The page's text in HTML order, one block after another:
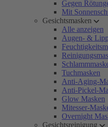
Gegen
Mit
Gesichtsmasken
Alle anzeigen
Augen- &
Tuchmasken
Anti-Aging-
Anti-Pickel-
Glow Masken
Mitesser-
Overnight
Gesichtsreinigung